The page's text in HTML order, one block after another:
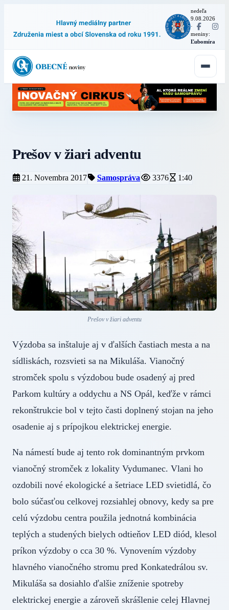
nedeľa
9.08.2026
·
meniny:
Ľubomíra
Prešov v žiari adventu
21. Novembra 2017 Samospráva 3376 1:40
Prešov v žiari adventu
Výzdoba sa inštaluje aj v ďalších častiach mesta a na
sídliskách, rozsvieti sa na Mikuláša. Vianočný
stromček spolu s výzdobou bude osadený aj pred
Parkom kultúry a oddychu a NS Opál, keďže v rámci
rekonštrukcie bol v tejto časti doplnený stojan na jeho
osadenie aj s prípojkou elektrickej energie.
Na námestí bude aj tento rok dominantným prvkom
vianočný stromček z lokality Vydumanec. Vlani ho
ozdobili nové ekologické a šetriace LED svietidlá, čo
bolo súčasťou celkovej rozsiahlej obnovy, kedy sa pre
celú výzdobu centra použila jednotná kombinácia
teplých a studených bielych odtieňov LED diód, klesol
príkon výzdoby o cca 30 %. Vynovením výzdoby
hlavného vianočného stromu pred Konkatedrálou sv.
Mikuláša sa dosiahlo ďalšie zníženie spotreby
elektrickej energie a zároveň skrášlenie celej Hlavnej